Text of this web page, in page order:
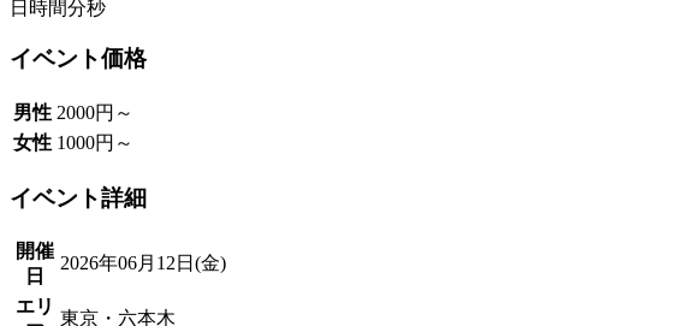
日 時間分秒
イベント価格
男性 2000円～
女性 1000円～
イベント詳細
開催
日
2026年06月12日(金)
エリ
東京・六本木